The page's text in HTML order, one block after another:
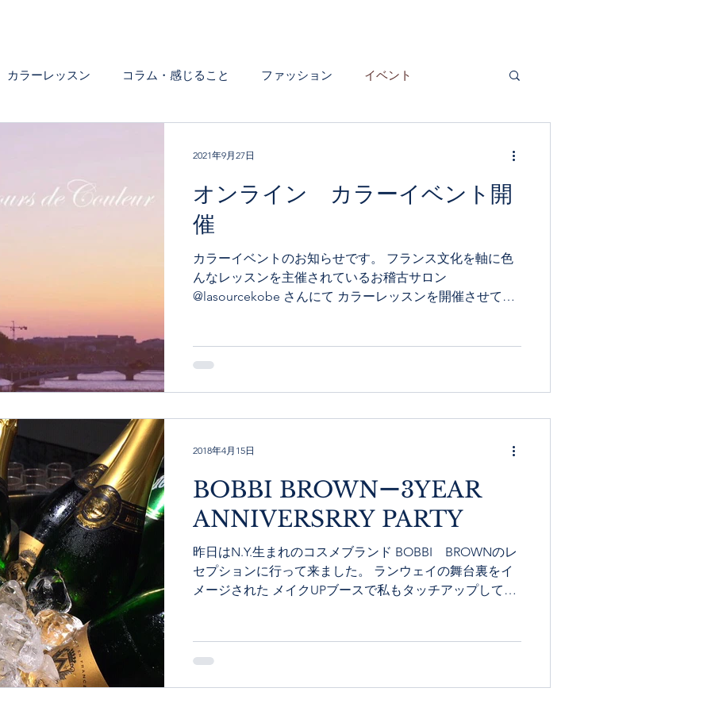
カラーレッスン コラム・感じること ファッション イベント
オンライン カラーイベント開
催
カラーイベントのお知らせです。 フランス文化を軸に色
んなレッスンを主催されているお稽古サロン
@lasourcekobe さんにて カラーレッスンを開催させてい
2021年9月27日
BOBBI BROWNー3YEAR
ANNIVERSRRY PARTY
昨日はN.Y.生まれのコスメブランド BOBBI BROWNのレ
セプションに行って来ました。 ランウェイの舞台裏をイ
メージされた メイクUPブースで私もタッチアップしても
2018年4月15日